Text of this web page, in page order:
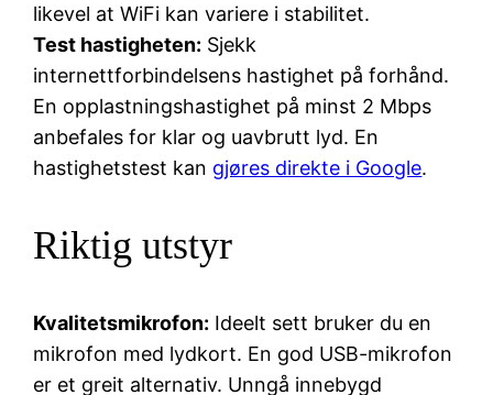
likevel at WiFi kan variere i stabilitet.
Test hastigheten: Sjekk
internettforbindelsens hastighet på forhånd.
En opplastningshastighet på minst 2 Mbps
anbefales for klar og uavbrutt lyd. En
hastighetstest kan gjøres direkte i Google.
Riktig utstyr
Kvalitetsmikrofon: Ideelt sett bruker du en
mikrofon med lydkort. En god USB-mikrofon
er et greit alternativ. Unngå innebygd